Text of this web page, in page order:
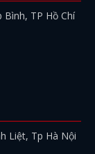
TP Hồ Chí
Liệt, Tp Hà Nội